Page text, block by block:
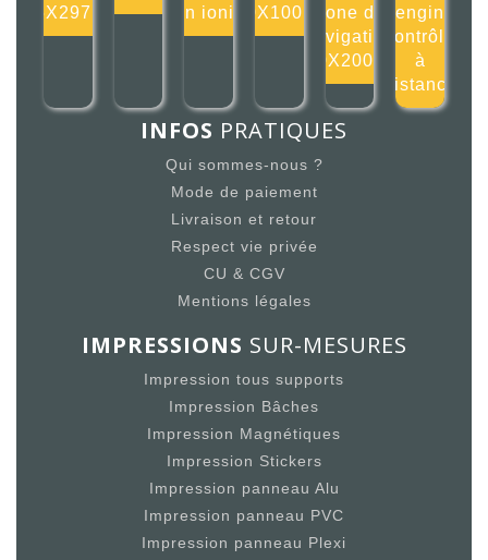
105X297mm
non ionisa100X100mmZone de
navigation
200X200mm
engin
contrôlé
à
distance
INFOS PRATIQUES
Qui sommes-nous ?
Mode de paiement
Livraison et retour
Respect vie privée
CU & CGV
Mentions légales
IMPRESSIONS SUR-MESURES
Impression tous supports
Impression Bâches
Impression Magnétiques
Impression Stickers
Impression panneau Alu
Impression panneau PVC
Impression panneau Plexi